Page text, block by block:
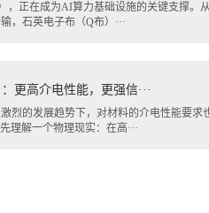
，正在成为AI算力基础设施的关键支撑。
，石英电子布（Q布）···
更高介电性能，更强信···
烈的发展趋势下，对材料的介电性能要求
理解一个物理现实：在高···